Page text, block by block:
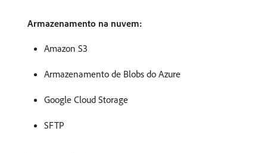
Armazenamento na nuvem:
Amazon S3
Armazenamento de Blobs do Azure
Google Cloud Storage
SFTP